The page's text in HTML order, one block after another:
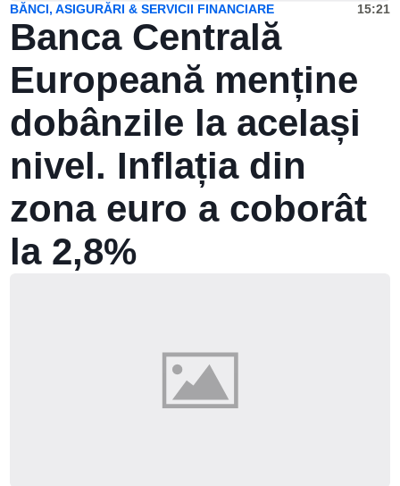
BĂNCI, ASIGURĂRI & SERVICII FINANCIARE 15:21
Banca Centrală
Europeană menține
dobânzile la același
nivel. Inflația din
zona euro a coborât
la 2,8%